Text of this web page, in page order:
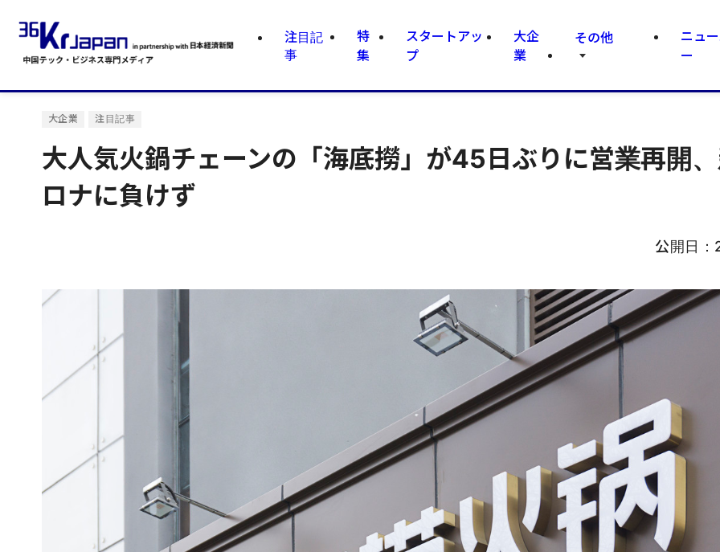
注目記
事
特
集
スタートアッ
プ
大企
業
その他
ニュ
ー
大企業 注目記事
大人気火鍋チェーンの「海底撈」が45日ぶりに営業再開
ロナに負けず
公開日：